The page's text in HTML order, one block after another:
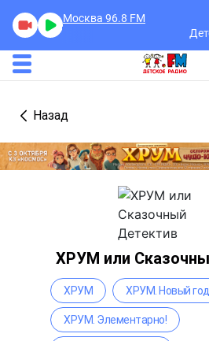
Москва 96.8 FM
Назад
ХРУМ или
ХРУМ ХРУМ. Новый год
ХРУМ. Элементарно!